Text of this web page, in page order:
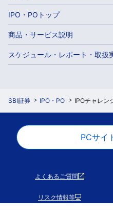
＜募集全般に関するご注意事
募集等に係る株券等の顧客
てはこちらをご確認ください
下記は当社における募集要
程・条件その他の情報は変更
＜ブックビルディングのお
ストライクプライスとは、
く、どのような価格で決定
価格となります。
グ参加方法」を必ずご確認く
交付サービスに承諾してい
ブックビルディングご参加
IPO・POトップ
商品・サービス説明
新規上場株式（IPO）とは？
IPOチャレンジポイントの詳
スケジュール・レポート・取扱
過去の申込履歴
SBI証券 IPO・PO IPOチャレン
PCサイ
よくあるご質問
リスク情報等